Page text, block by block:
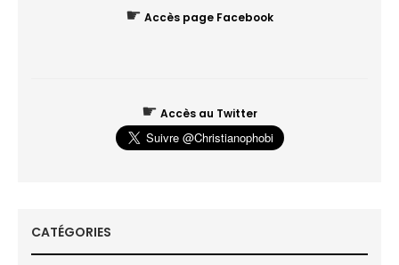
☛ Accès page Facebook
☛ Accès au Twitter
CATÉGORIES